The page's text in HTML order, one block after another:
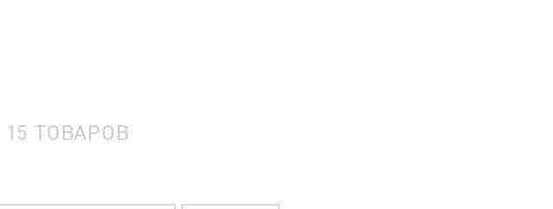
15ТОВАРОВ